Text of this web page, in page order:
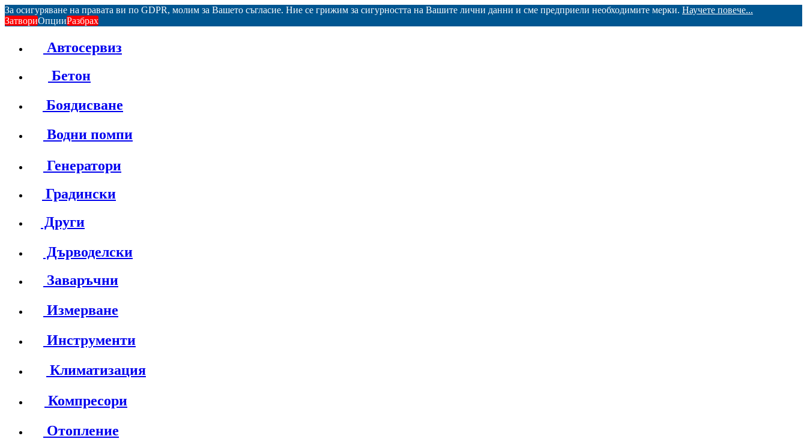
За осигуряване на правата ви по GDPR, молим за Вашето съгласие. Ние се грижим за сигурността на Вашите лични данни и сме предприели необходимите мерки. Научете повече...
ЗатвориОпцииРазбрах
Автосервиз
Бетон
Боядисване
Водни помпи
Генератори
Градински
Други
Дърводелски
Заваръчни
Измерване
Инструменти
Климатизация
Компресори
Отопление